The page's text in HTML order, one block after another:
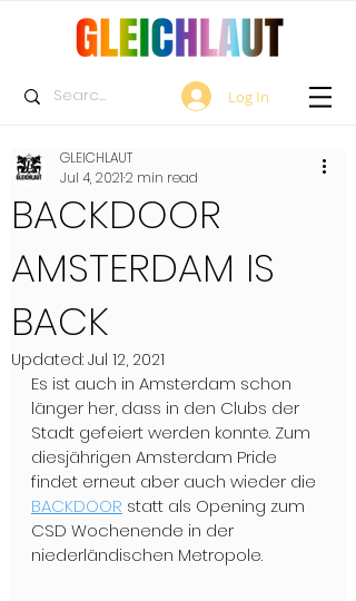
Log In
BACKDOOR
AMSTERDAM IS
BACK
GLEICHLAUT
Jul 4, 20212 min read
Updated: Jul 12, 2021
Es ist auch in Amsterdam schon
länger her, dass in den Clubs der
Stadt gefeiert werden konnte. Zum
diesjährigen Amsterdam Pride
findet erneut aber auch wieder die
BACKDOOR statt als Opening zum
CSD Wochenende in der
niederländischen Metropole.